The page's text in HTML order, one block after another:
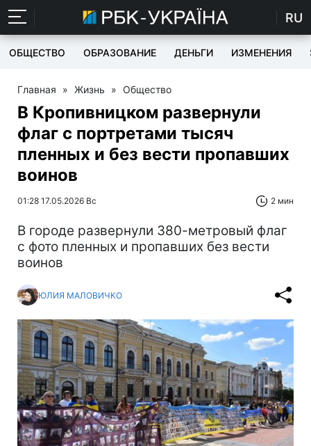
RU
ОБЩЕСТВО ОБРАЗОВАНИЕ ДЕНЬГИ ИЗМЕНЕНИЯ
Главная » Жизнь » Общество
В Кропивницком развернули
флаг с портретами тысяч
пленных и без вести пропавших
воинов
01:28 17.05.2026 Вс 2 мин
В городе развернули 380-метровый флаг
с фото пленных и пропавших без вести
воинов
ЮЛИЯ МАЛОВИЧКО